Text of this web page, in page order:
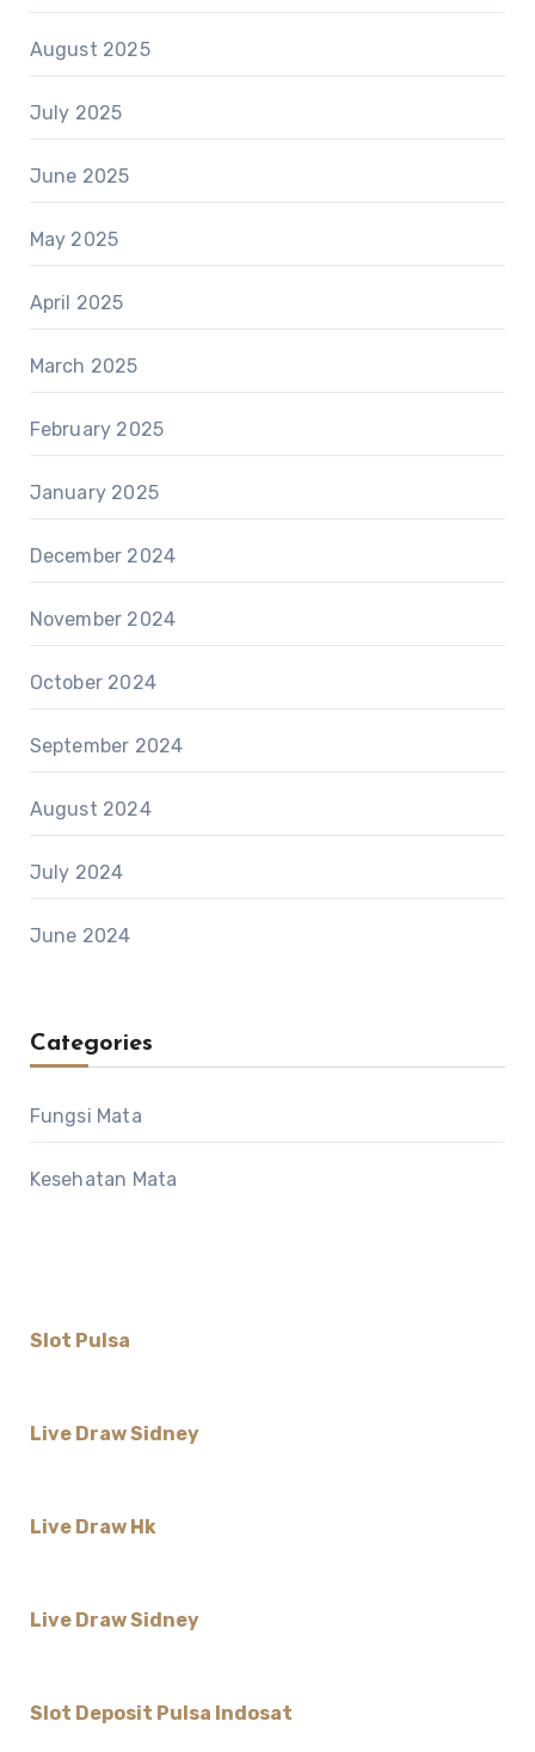
August 2025
July 2025
June 2025
May 2025
April 2025
March 2025
February 2025
January 2025
December 2024
November 2024
October 2024
September 2024
August 2024
July 2024
June 2024
Categories
Fungsi Mata
Kesehatan Mata
Slot Pulsa
Live Draw Sidney
Live Draw Hk
Live Draw Sidney
Slot Deposit Pulsa Indosat